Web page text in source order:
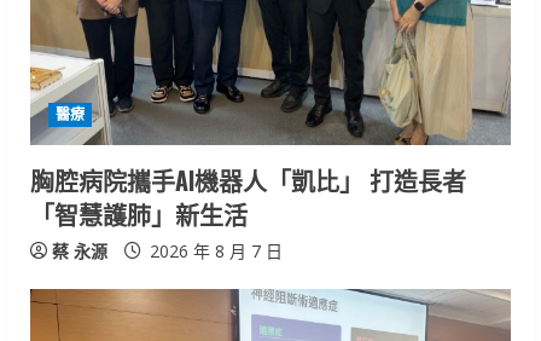
醫療
胸腔病院攜手AI機器人「凱比」 打造長者
「智慧護肺」新生活
蔡 永源 2026 年 8 月 7 日